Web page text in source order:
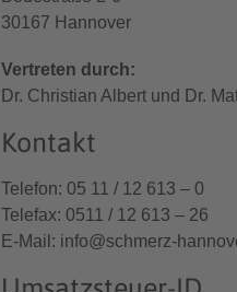
30167 Hannover
Vertreten durch:
Dr. Christian Albert und Dr.
Kontakt
Telefon: 05 11 / 12 613 – 0
Telefax: 0511 / 12 613 – 26
E-Mail: info@schmerz-